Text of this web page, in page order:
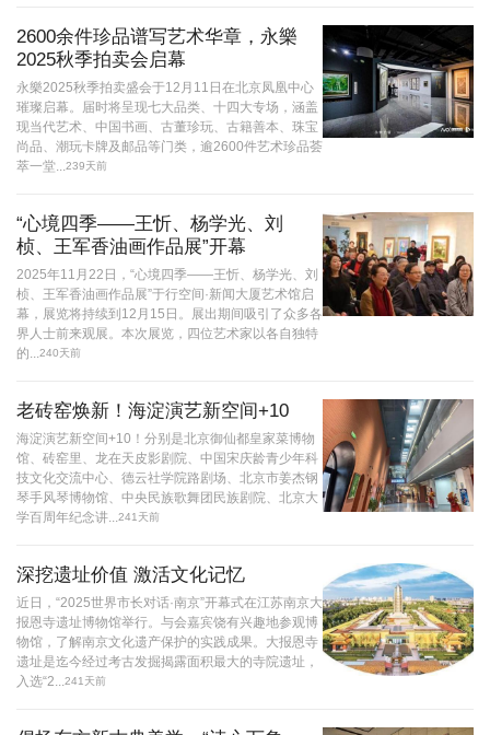
2600余件珍品谱写艺术华章，永樂
2025秋季拍卖会启幕
永樂2025秋季拍卖盛会于12月11日在北京凤凰中心
璀璨启幕。届时将呈现七大品类、十四大专场，涵盖
现当代艺术、中国书画、古董珍玩、古籍善本、珠宝
尚品、潮玩卡牌及邮品等门类，逾2600件艺术珍品荟
萃一堂...
239天前
“心境四季——王忻、杨学光、刘
桢、王军香油画作品展”开幕
2025年11月22日，“心境四季——王忻、杨学光、刘
桢、王军香油画作品展”于行空间·新闻大厦艺术馆启
幕，展览将持续到12月15日。展出期间吸引了众多各
界人士前来观展。本次展览，四位艺术家以各自独特
的...
240天前
老砖窑焕新！海淀演艺新空间+10
海淀演艺新空间+10！分别是北京御仙都皇家菜博物
馆、砖窑里、龙在天皮影剧院、中国宋庆龄青少年科
技文化交流中心、德云社学院路剧场、北京市姜杰钢
琴手风琴博物馆、中央民族歌舞团民族剧院、北京大
学百周年纪念讲...
241天前
深挖遗址价值 激活文化记忆
近日，“2025世界市长对话·南京”开幕式在江苏南京大
报恩寺遗址博物馆举行。与会嘉宾饶有兴趣地参观博
物馆，了解南京文化遗产保护的实践成果。大报恩寺
遗址是迄今经过考古发掘揭露面积最大的寺院遗址，
入选“2...
241天前